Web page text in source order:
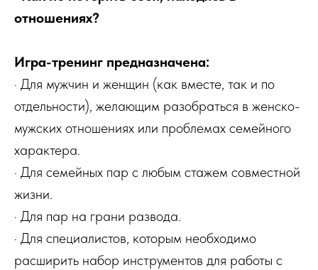
отношениях?
Игра-тренинг предназначена:
· Для мужчин и женщин (как вместе, так и по
отдельности), желающим разобраться в женско-
мужских отношениях или проблемах семейного
характера.
· Для семейных пар с любым стажем совместной
жизни.
· Для пар на грани развода.
· Для специалистов, которым необходимо
расширить набор инструментов для работы с